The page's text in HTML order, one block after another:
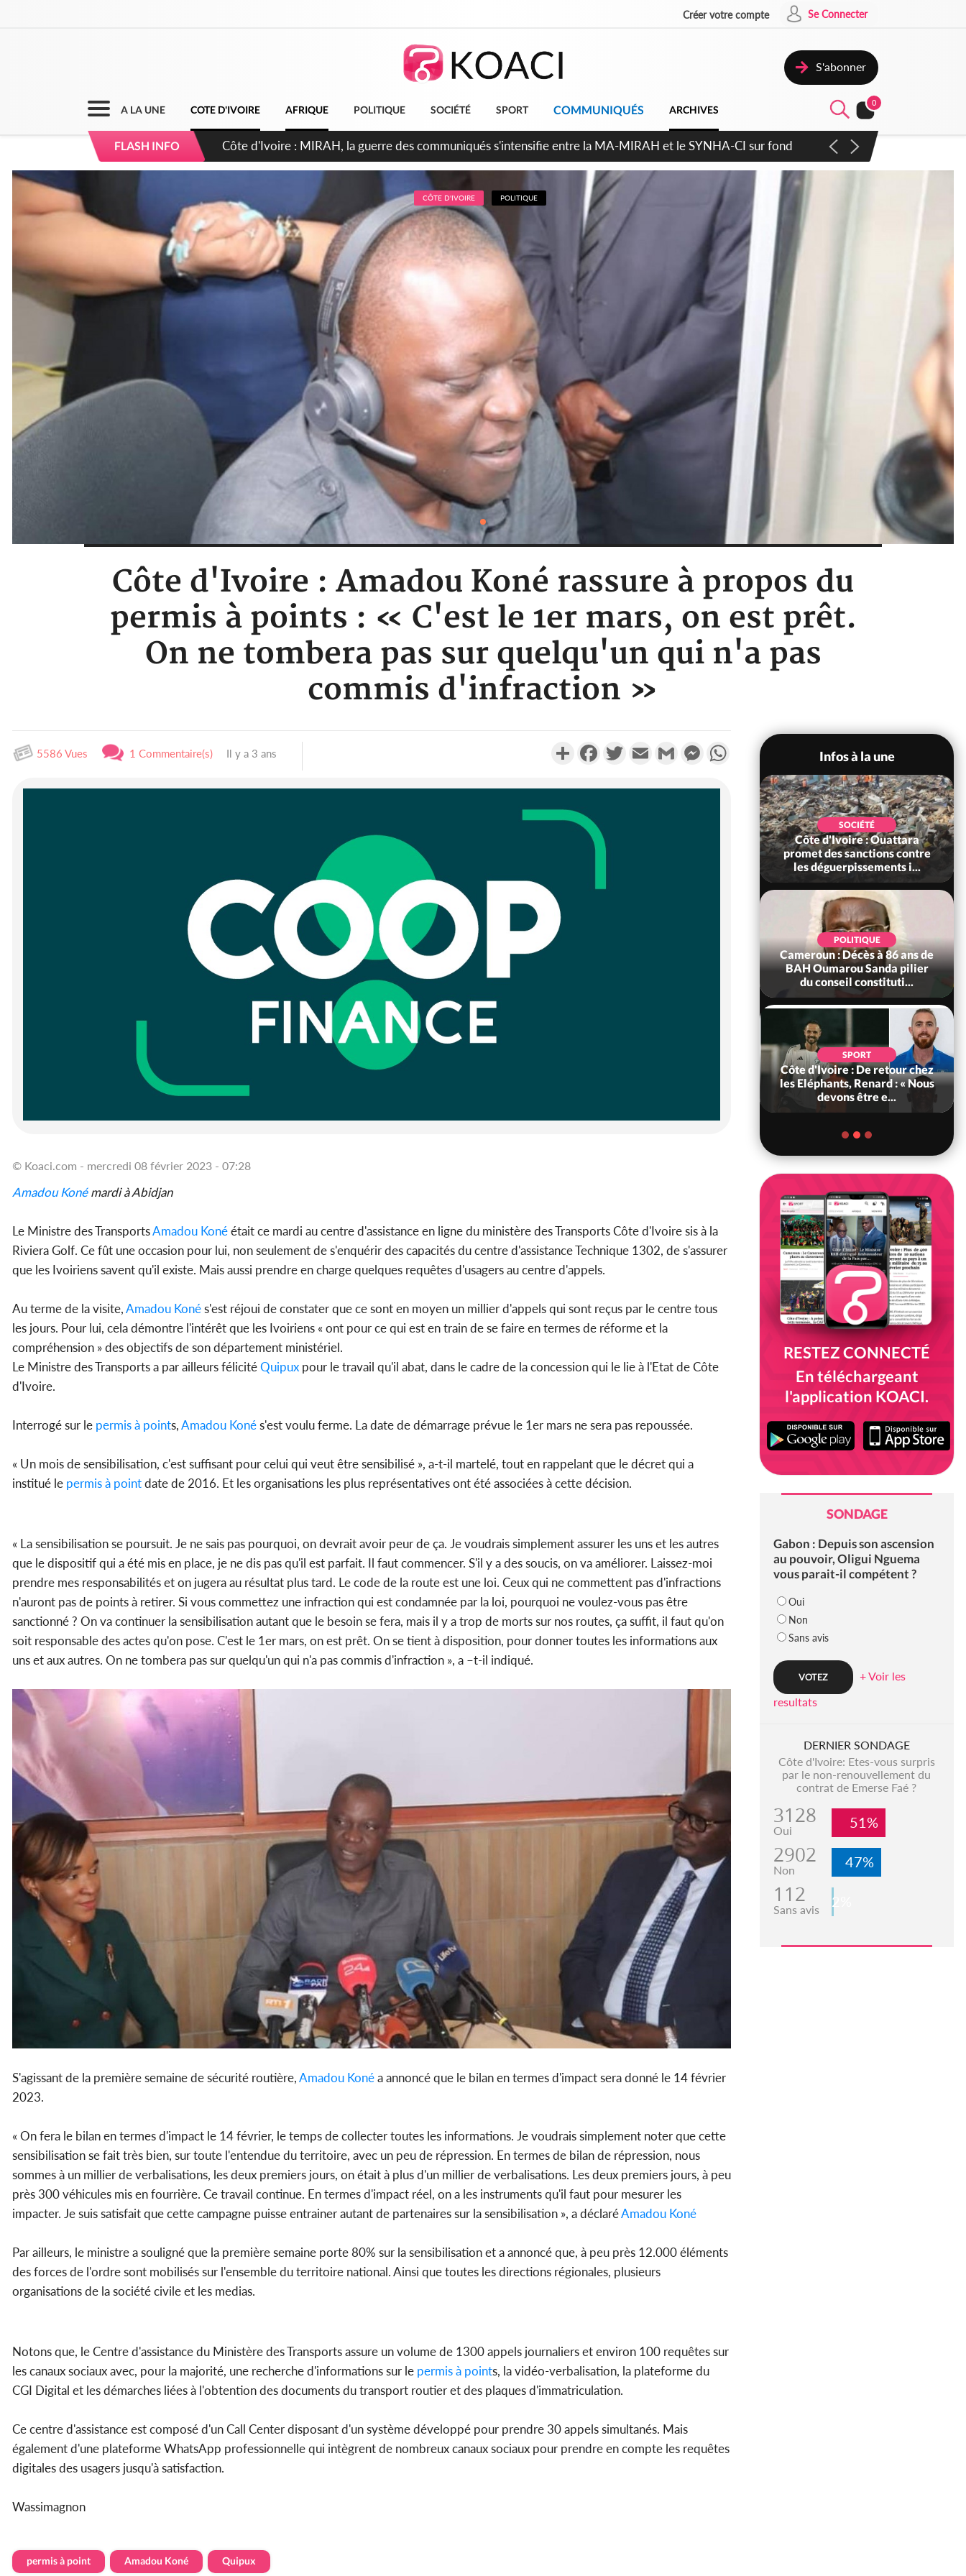
Créer votre compte Se Connecter
S'abonner
A LA UNE COTE D'IVOIRE AFRIQUE POLITIQUE SOCIÉTÉ SPORT COMMUNIQUÉS ARCHIVES
0
FLASH INFO Côte d'Ivoire : Indépendance 2026, Thiam plaide pour un environnement démocratique plus apaisé
CÔTE D'IVOIRE POLITIQUE
Côte d'Ivoire : Amadou Koné rassure à propos du
permis à points : « C'est le 1er mars, on est prêt.
On ne tombera pas sur quelqu'un qui n'a pas
commis d'infraction »
5586 Vues 1 Commentaire(s) Il y a 3 ans PartagerFacebookTwitterEmail Gmail MessengerWhatsApp
© Koaci.com - mercredi 08 février 2023 - 07:28
Amadou Konémardi à Abidjan
Le Ministre des TransportsAmadou Konéétait ce mardi au centre d'assistance en ligne du ministère des Transports Côte d'Ivoire sis à la
Riviera Golf. Ce fût une occasion pour lui, non seulement de s'enquérir des capacités du centre d'assistance Technique 1302, de s'assurer
que les Ivoiriens savent qu'il existe. Mais aussi prendre en charge quelques requêtes d'usagers au centre d'appels.
Au terme de la visite,Amadou Konés'est réjoui de constater que ce sont en moyen un millier d'appels qui sont reçus par le centre tous
les jours. Pour lui, cela démontre l'intérêt que les Ivoiriens « ont pour ce qui est en train de se faire en termes de réforme et la
compréhension » des objectifs de son département ministériel.
Le Ministre des Transports a par ailleurs félicitéQuipux pour le travail qu'il abat, dans le cadre de la concession qui le lie à l'Etat de Côte
d'Ivoire.
Interrogé sur le permis à points,Amadou Konés'est voulu ferme. La date de démarrage prévue le 1er mars ne sera pas repoussée.
« Un mois de sensibilisation, c'est suffisant pour celui qui veut être sensibilisé », a-t-il martelé, tout en rappelant que le décret qui a
institué le permis à pointdate de 2016. Et les organisations les plus représentatives ont été associées à cette décision.
« La sensibilisation se poursuit. Je ne sais pas pourquoi, on devrait avoir peur de ça. Je voudrais simplement assurer les uns et les autres
que le dispositif qui a été mis en place, je ne dis pas qu'il est parfait. Il faut commencer. S'il y a des soucis, on va améliorer. Laissez-moi
prendre mes responsabilités et on jugera au résultat plus tard. Le code de la route est une loi. Ceux qui ne commettent pas d'infractions
n'auront pas de points à retirer. Si vous commettez une infraction qui est condamnée par la loi, pourquoi ne voulez-vous pas être
sanctionné ? On va continuer la sensibilisation autant que le besoin se fera, mais il y a trop de morts sur nos routes, ça suffit, il faut qu'on
soit responsable des actes qu'on pose. C'est le 1er mars, on est prêt. On se tient à disposition, pour donner toutes les informations aux
uns et aux autres. On ne tombera pas sur quelqu'un qui n'a pas commis d'infraction », a –t-il indiqué.
S'agissant de la première semaine de sécurité routière,Amadou Konéa annoncé que le bilan en termes d'impact sera donné le 14 février
2023.
« On fera le bilan en termes d'impact le 14 février, le temps de collecter toutes les informations. Je voudrais simplement noter que cette
sensibilisation se fait très bien, sur toute l'entendue du territoire, avec un peu de répression. En termes de bilan de répression, nous
sommes à un millier de verbalisations, les deux premiers jours, on était à plus d'un millier de verbalisations. Les deux premiers jours, à peu
près 300 véhicules mis en fourrière. Ce travail continue. En termes d'impact réel, on a les instruments qu'il faut pour mesurer les
impacter. Je suis satisfait que cette campagne puisse entrainer autant de partenaires sur la sensibilisation », a déclaréAmadou Koné
Par ailleurs, le ministre a souligné que la première semaine porte 80% sur la sensibilisation et a annoncé que, à peu près 12.000 éléments
des forces de l'ordre sont mobilisés sur l'ensemble du territoire national. Ainsi que toutes les directions régionales, plusieurs
organisations de la société civile et les medias.
Notons que, le Centre d'assistance du Ministère des Transports assure un volume de 1300 appels journaliers et environ 100 requêtes sur
les canaux sociaux avec, pour la majorité, une recherche d'informations sur le permis à points, la vidéo-verbalisation, la plateforme du
CGI Digital et les démarches liées à l'obtention des documents du transport routier et des plaques d'immatriculation.
Ce centre d'assistance est composé d'un Call Center disposant d'un système développé pour prendre 30 appels simultanés. Mais
également d'une plateforme WhatsApp professionnelle qui intègrent de nombreux canaux sociaux pour prendre en compte les requêtes
digitales des usagers jusqu'à satisfaction.
Wassimagnon
permis à point Amadou Koné Quipux
Infos à la une
Côte d'Ivoire : Après le pari
réussi du 66e anniversaire,
SOCIÉTÉ
Côte d'Ivoire : Ouattara
promet des sanctions contre
les déguerpissements i...
POLITIQUE
Cameroun : Décès à 86 ans de
BAH Oumarou Sanda pilier
du conseil constituti...
SPORT
Côte d'Ivoire : De retour chez
les Eléphants, Renard : « Nous
devons être e...
RESTEZ CONNECTÉ
En téléchargeant
l'application KOACI.
SONDAGE
Gabon : Depuis son ascension
au pouvoir, Oligui Nguema
vous parait-il compétent ?
Oui
Non
Sans avis
+ Voir les
resultats
DERNIER SONDAGE
Côte d'Ivoire: Etes-vous surpris
par le non-renouvellement du
contrat de Emerse Faé ?
3128
Oui 51%
2902
Non 47%
112
Sans avis 2%